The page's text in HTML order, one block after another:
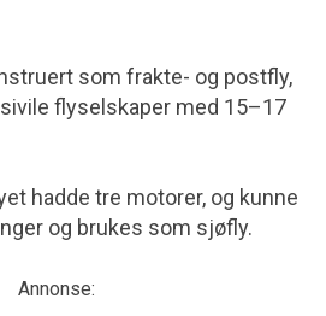
som frakte- og postfly,
flyselskaper med 15–17
hadde tre motorer, og kunne
og brukes som sjøfly.
Annonse: